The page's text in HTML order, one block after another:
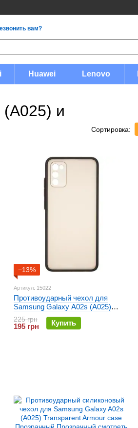
вам?
Huawei Lenovo
и
Сортировка:
−13%
Артикул: 15022
Противоударный чехол для
Samsung Galaxy A02s (A025)
LikGus Черный
225 грн
195 грн Купить